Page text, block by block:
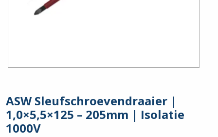
ASW Sleufschroevendraaier |
1,0×5,5×125 – 205mm | Isolatie
1000V